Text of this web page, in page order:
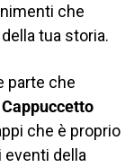
che
tua storia.
parte che
Cappuccetto
che è proprio
eventi della